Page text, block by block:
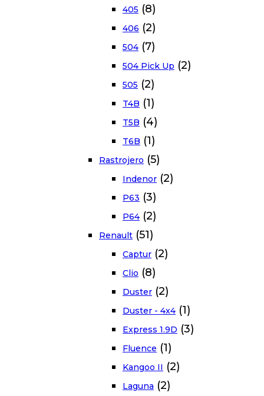
405 (8)
406 (2)
504 (7)
504 Pick Up (2)
505 (2)
T4B (1)
T5B (4)
T6B (1)
Rastrojero (5)
Indenor (2)
P63 (3)
P64 (2)
Renault (51)
Captur (2)
Clio (8)
Duster (2)
Duster - 4x4 (1)
Express 1.9D (3)
Fluence (1)
Kangoo II (2)
Laguna (2)